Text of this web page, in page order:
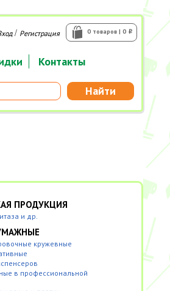
Контакты
Найти
0 товаров | 0 i
/ Регистрация
ПРОДУКЦИЯ
и др.
кружевные
в профессиональной